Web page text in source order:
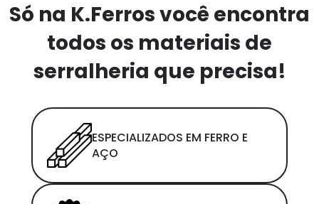
Só na K.Ferros você encontra
todos os materiais de
serralheria que precisa!
ESPECIALIZADOS EM FERRO E
AÇO